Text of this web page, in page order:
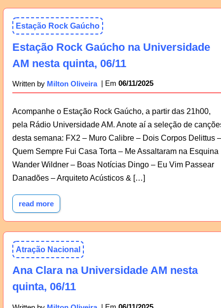
Estação Rock Gaúcho
Estação Rock Gaúcho na Universidade
AM nesta quinta, 06/11
Written by Milton Oliveira 06/11/2025
Acompanhe o Estação Rock Gaúcho, a partir das 21h00,
pela Rádio Universidade AM. Anote aí a seleção de
desta semana: FX2 – Muro Calibre – Dois Corpos Delittus –
Quem Sempre Fui Casa Torta – Me Assaltaram na Esquina
Wander Wildner – Boas Notícias Dingo – Eu Vim Passear
Danadões – Arquiteto Acústicos & […]
read more
Atração Nacional
Ana Clara na Universidade AM nesta
quinta, 06/11